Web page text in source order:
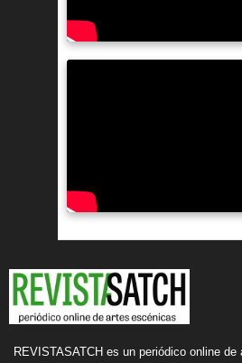
REVISTASATCH es un periódico online